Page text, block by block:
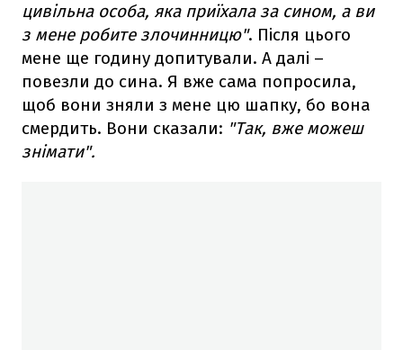
цивільна особа, яка приїхала за сином, а ви
з мене робите злочинницю". Після цього
мене ще годину допитували. А далі –
повезли до сина. Я вже сама попросила,
щоб вони зняли з мене цю шапку, бо вона
смердить. Вони сказали: "Так, вже можеш
знімати".